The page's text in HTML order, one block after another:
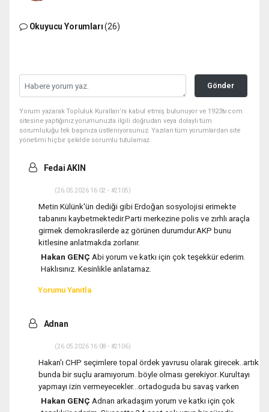
Okuyucu Yorumları(26)
Gönder
Yorum yazarak Topluluk Kuralları’nı kabul etmiş bulunuyor ve 1923tv.com
sitesine yaptığınız yorumunuzla ilgili doğrudan veya dolaylı tüm
sorumluluğu tek başınıza üstleniyorsunuz. Yazılan tüm yorumlardan site
yönetimi hiçbir şekilde sorumlu tutulamaz.
Fedai AKIN
(26.05.2026 16:02 - #2105)
Metin Külünk'ün dediği gibi Erdoğan sosyolojisi erimekte
tabanını kaybetmektedir.Parti merkezine polis ve zırhlı araçla
girmek demokrasilerde az görünen durumdur.AKP bunu
kitlesine anlatmakda zorlanır.
Hakan GENÇ Abi yorum ve katkı için çok teşekkür ederim.
Haklısınız. Kesinlikle anlatamaz.
Yorumu Yanıtla
Adnan
(26.05.2026 16:08 - #2106)
Hakan'ı CHP seçimlere topal ördek yavrusu olarak girecek..artık
bunda bir suçlu aramıyorum..böyle olması gerekiyor..Kurultayı
yapmayı izin vermeyecekler...ortadoguda bu savaş varken
Hakan GENÇ Adnan arkadaşım yorum ve katkı için çok